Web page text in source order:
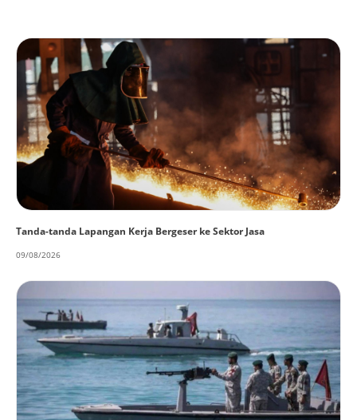
Tanda-tanda Lapangan Kerja Bergeser ke Sektor Jasa
09/08/2026